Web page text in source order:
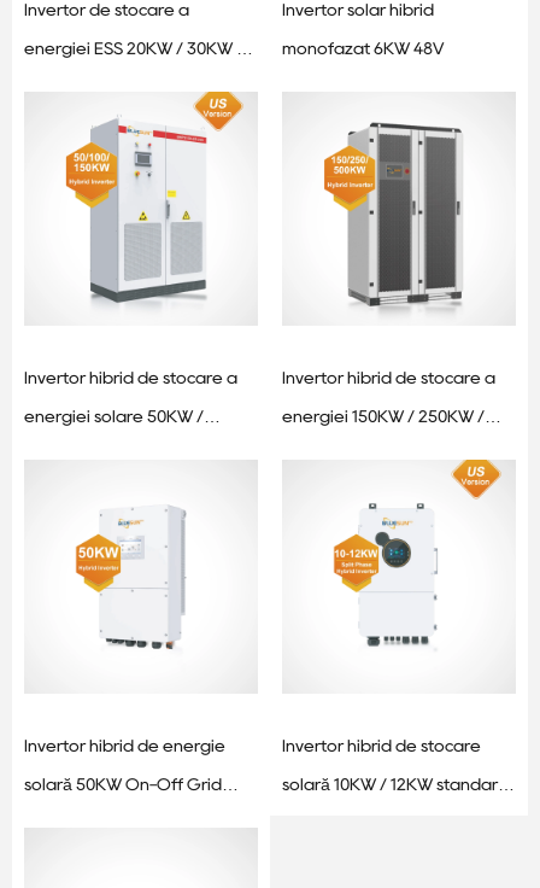
Invertor de stocare a
energiei ESS 20KW / 30KW -
Invertor solar hibrid
monofazat 6KW 48V
Invertor hibrid de stocare a
energiei solare 50KW /
Invertor hibrid de stocare a
energiei 150KW / 250KW /
Invertor hibrid de energie
solară 50KW On-Off Grid
Invertor hibrid de stocare
solară 10KW / 12KW standard